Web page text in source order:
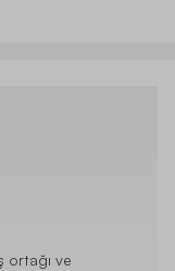
ortağı ve